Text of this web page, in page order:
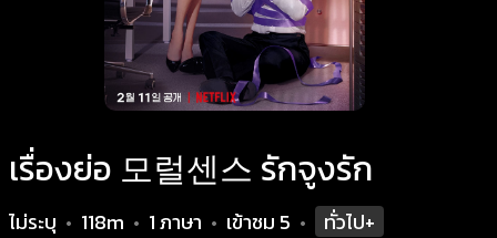
เรื่องย่อ 모럴센스 รักจูงรัก
ไม่ระบุ • 118m • 1 ภาษา • เข้าชม 5 • ทั่วไป+